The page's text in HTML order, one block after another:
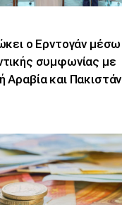
ο Ερντογάν μέσω
συμφωνίας με
Αραβία και Πακιστάν